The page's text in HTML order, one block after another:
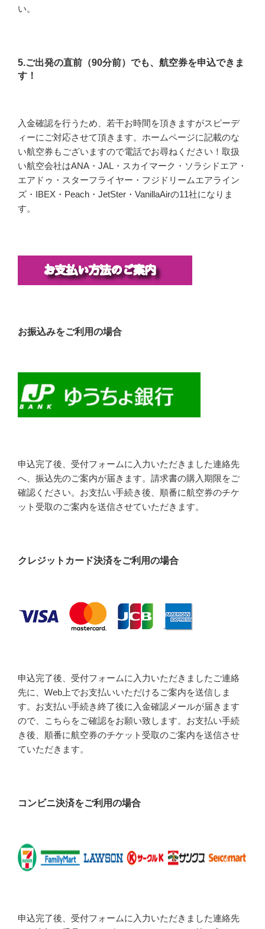
い。
5.ご出発の直前（90分前）でも、航空券を申込できま
す！
入金確認を行うため、若干お時間を頂きますがスピーデ
ィーにご対応させて頂きます。ホームページに記載のな
い航空券もございますので電話でお尋ねください！取扱
い航空会社はANA・JAL・スカイマーク・ソラシドエア・
エアドゥ・スターフライヤー・フジドリームエアライン
ズ・IBEX・Peach・JetSter・VanillaAirの11社になりま
す。
お振込みをご利用の場合
申込完了後、受付フォームに入力いただきました連絡先
へ、振込先のご案内が届きます。請求書の購入期限をご
確認ください。お支払い手続き後、順番に航空券のチケ
ット受取のご案内を送信させていただきます。
クレジットカード決済をご利用の場合
申込完了後、受付フォームに入力いただきましたご連絡
先に、Web上でお支払いいただけるご案内を送信しま
す。お支払い手続き終了後に入金確認メールが届きます
ので、こちらをご確認をお願い致します。お支払い手続
き後、順番に航空券のチケット受取のご案内を送信させ
ていただきます。
コンビニ決済をご利用の場合
申込完了後、受付フォームに入力いただきました連絡先